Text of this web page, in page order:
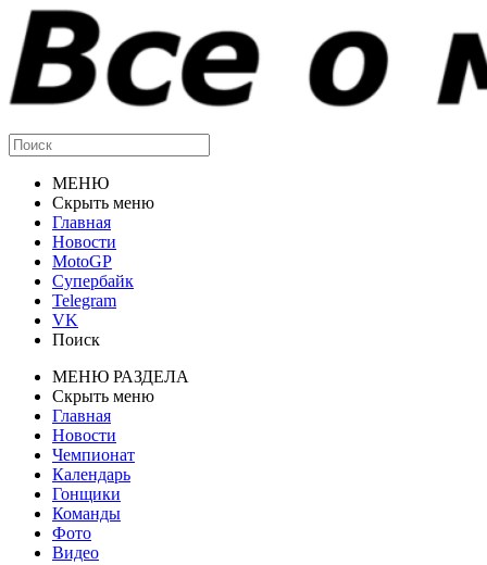
МЕНЮ
Скрыть меню
Главная
Новости
MotoGP
Супербайк
Telegram
VK
Поиск
МЕНЮ РАЗДЕЛА
Скрыть меню
Главная
Новости
Чемпионат
Календарь
Гонщики
Команды
Фото
Видео